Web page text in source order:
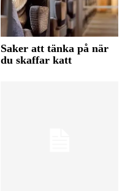
Saker att tänka på när
du skaffar katt